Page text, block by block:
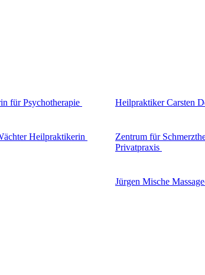
für Psychotherapie Heilpraktiker Carsten
Heilpraktikerin
Zentrum für
Privatpraxis
Jürgen Mische